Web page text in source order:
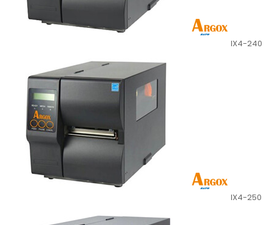
IX4-240
IX4-250